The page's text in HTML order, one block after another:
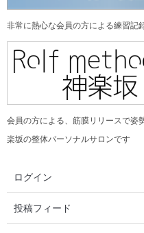
非常に熱心な会員の方による練習記
会員の方による、筋膜リリースで姿
楽坂の整体パーソナルサロンです
ログイン
投稿フィード